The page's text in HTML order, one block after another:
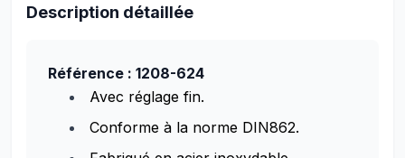
Description détaillée
Référence : 1208-624
Avec réglage fin.
Conforme à la norme DIN862.